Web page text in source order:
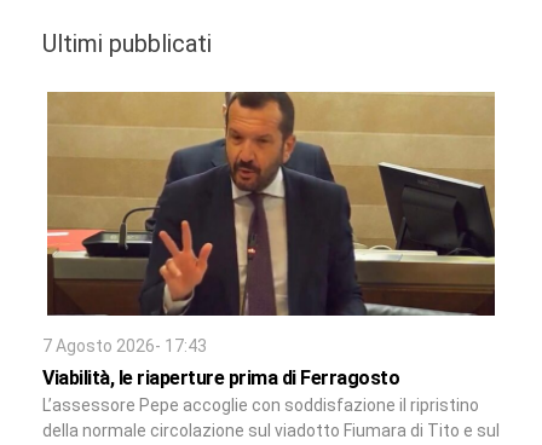
Ultimi pubblicati
7 Agosto 2026- 17:43
Viabilità, le riaperture prima di Ferragosto
L’assessore Pepe accoglie con soddisfazione il ripristino
della normale circolazione sul viadotto Fiumara di Tito e sul